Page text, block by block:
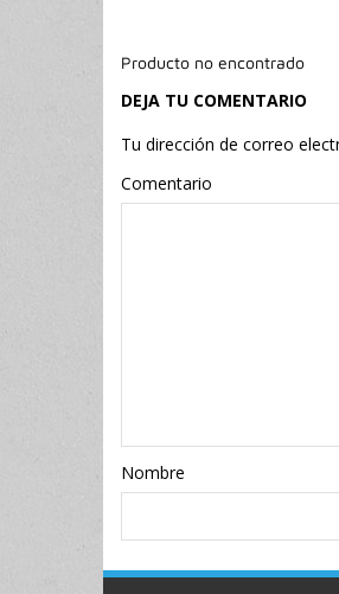
Producto no encontrado
DEJA TU COMENTARIO
Tu dirección de correo
Comentario